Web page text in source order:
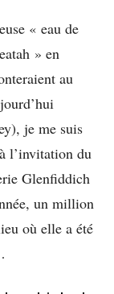
« eau de
» en
au
je me suis
l’invitation du
Glenfiddich
un million
où elle a été